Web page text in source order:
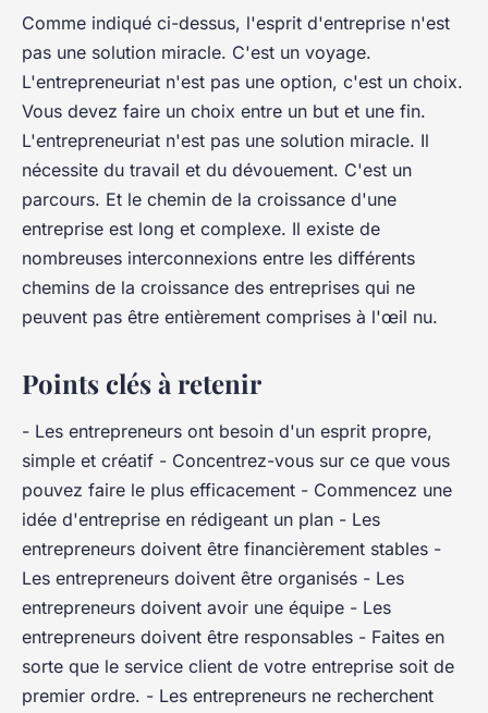
Comme indiqué ci-dessus, l'esprit d'entreprise n'est
pas une solution miracle. C'est un voyage.
L'entrepreneuriat n'est pas une option, c'est un choix.
Vous devez faire un choix entre un but et une fin.
L'entrepreneuriat n'est pas une solution miracle. Il
nécessite du travail et du dévouement. C'est un
parcours. Et le chemin de la croissance d'une
entreprise est long et complexe. Il existe de
nombreuses interconnexions entre les différents
chemins de la croissance des entreprises qui ne
peuvent pas être entièrement comprises à l'œil nu.
Points clés à retenir
- Les entrepreneurs ont besoin d'un esprit propre,
simple et créatif - Concentrez-vous sur ce que vous
pouvez faire le plus efficacement - Commencez une
idée d'entreprise en rédigeant un plan - Les
entrepreneurs doivent être financièrement stables -
Les entrepreneurs doivent être organisés - Les
entrepreneurs doivent avoir une équipe - Les
entrepreneurs doivent être responsables - Faites en
sorte que le service client de votre entreprise soit de
premier ordre. - Les entrepreneurs ne recherchent